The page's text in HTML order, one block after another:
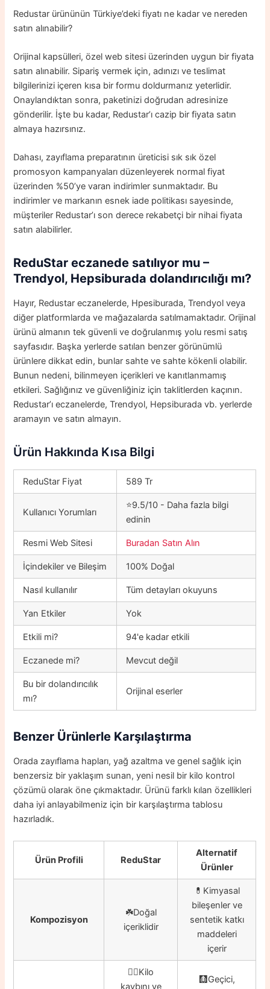
Redustar ürününün Türkiye’deki fiyatı ne kadar ve nereden
satın alınabilir?
Orijinal kapsülleri, özel web sitesi üzerinden uygun bir fiyata
satın alınabilir. Sipariş vermek için, adınızı ve teslimat
bilgilerinizi içeren kısa bir formu doldurmanız yeterlidir.
Onaylandıktan sonra, paketinizi doğrudan adresinize
gönderilir. İşte bu kadar, Redustar’ı cazip bir fiyata satın
almaya hazırsınız.
Dahası, zayıflama preparatının üreticisi sık sık özel
promosyon kampanyaları düzenleyerek normal fiyat
üzerinden %50’ye varan indirimler sunmaktadır. Bu
indirimler ve markanın esnek iade politikası sayesinde,
müşteriler Redustar’ı son derece rekabetçi bir nihai fiyata
satın alabilirler.
ReduStar eczanede satılıyor mu–
Trendyol, Hepsiburada dolandırıcılığı mı?
Hayır, Redustar eczanelerde, Hpesiburada, Trendyol veya
diğer platformlarda ve mağazalarda satılmamaktadır. Orijinal
ürünü almanın tek güvenli ve doğrulanmış yolu resmi satış
sayfasıdır. Başka yerlerde satılan benzer görünümlü
ürünlere dikkat edin, bunlar sahte ve sahte kökenli olabilir.
Bunun nedeni, bilinmeyen içerikleri ve kanıtlanmamış
etkileri. Sağlığınız ve güvenliğiniz için taklitlerden kaçının.
Redustar’ı eczanelerde, Trendyol, Hepsiburada vb. yerlerde
aramayın ve satın almayın.
Ürün Hakkında Kısa Bilgi
ReduStar Fiyat 589 Tr
Kullanıcı Yorumları
⭐9.5/10 - Daha fazla bilgi
edinin
Resmi Web Sitesi Buradan Satın Alın
İçindekiler ve Bileşim 100% Doğal
Nasıl kullanılır Tüm detayları okuyuns
Yan Etkiler Yok
Etkili mi? 94'e kadar etkili
Eczanede mi? Mevcut değil
Bu bir dolandırıcılık
mı?
Orijinal eserler
Benzer Ürünlerle Karşılaştırma
Orada zayıflama hapları, yağ azaltma ve genel sağlık için
benzersiz bir yaklaşım sunan, yeni nesil bir kilo kontrol
çözümü olarak öne çıkmaktadır. Ürünü farklı kılan özellikleri
daha iyi anlayabilmeniz için bir karşılaştırma tablosu
hazırladık.
Ürün Profili ReduStar
Alternatif
Ürünler
Kompozisyon
☘️Doğal
içeriklidir
💊Kimyasal
bileşenler ve
sentetik katkı
maddeleri
içerir
👍🏼Kilo
kaybını ve
🩻Geçici,